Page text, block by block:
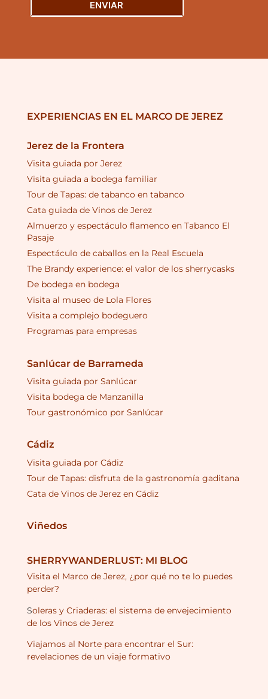
ENVIAR
EXPERIENCIAS EN EL MARCO DE JEREZ
Jerez de la Frontera
Visita guiada por Jerez
Visita guiada a bodega familiar
Tour de Tapas: de tabanco en tabanco
Cata guiada de Vinos de Jerez
Almuerzo y espectáculo flamenco en Tabanco El
Pasaje
Espectáculo de caballos en la Real Escuela
The Brandy experience: el valor de los sherrycasks
De bodega en bodega
Visita al museo de Lola Flores
Visita a complejo bodeguero
Programas para empresas
Sanlúcar de Barrameda
Visita guiada por Sanlúcar
Visita bodega de Manzanilla
Tour gastronómico por Sanlúcar
Cádiz
Visita guiada por Cádiz
Tour de Tapas: disfruta de la gastronomía gaditana
Cata de Vinos de Jerez en Cádiz
Viñedos
SHERRYWANDERLUST: MI BLOG
Visita el Marco de Jerez, ¿por qué no te lo puedes
perder?
Soleras y Criaderas: el sistema de envejecimiento
de los Vinos de Jerez
Viajamos al Norte para encontrar el Sur:
revelaciones de un viaje formativo